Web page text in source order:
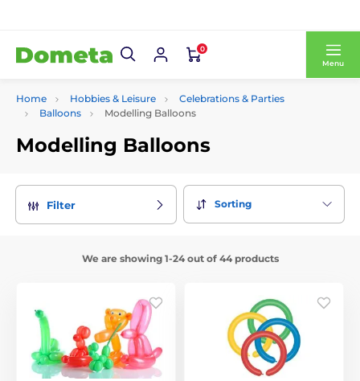
0
Menu
Home Hobbies & Leisure
Celebrations & Parties
Balloons
Modelling Balloons
Modelling Balloons
Filter Sorting
We are showing 1-24 out of 44 products